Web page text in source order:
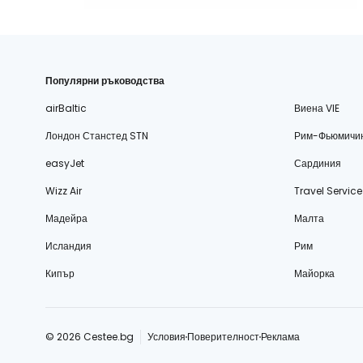
Популярни ръководства
airBaltic
Виена VIE
Лондон Станстед STN
Рим-
easyJet
Сардиния
Wizz Air
Travel Service
Мадейра
Малта
Исландия
Рим
Кипър
Майорка
© 2026 Cestee.bg Условия ПоверителностРеклама